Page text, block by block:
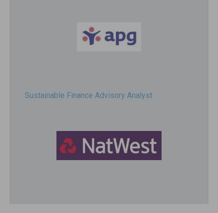
Sustainable Finance Advisory Analyst
Director, Impact Investing